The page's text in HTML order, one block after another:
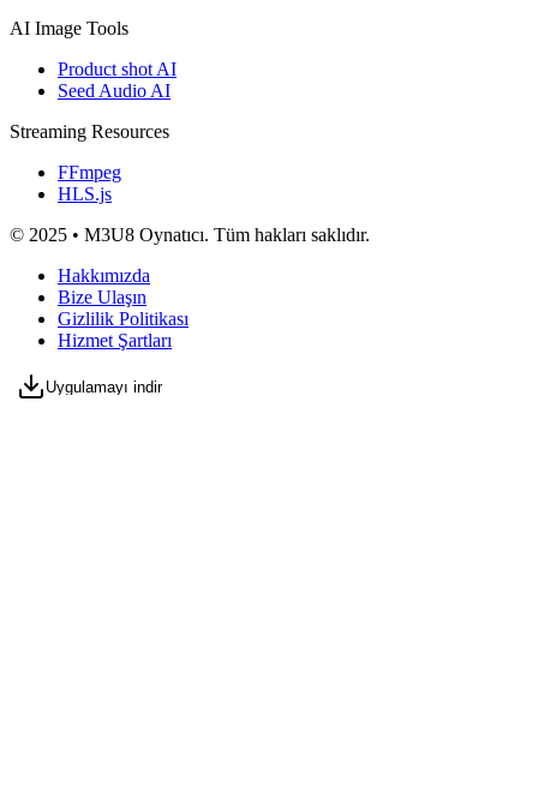
AI Image Tools
Product shot AI
Seed Audio AI
Streaming Resources
FFmpeg
HLS.js
© 2025 • M3U8 Oynatıcı. Tüm hakları saklıdır.
Hakkımızda
Bize Ulaşın
Gizlilik Politikası
Hizmet Şartları
Uygulamayı indir